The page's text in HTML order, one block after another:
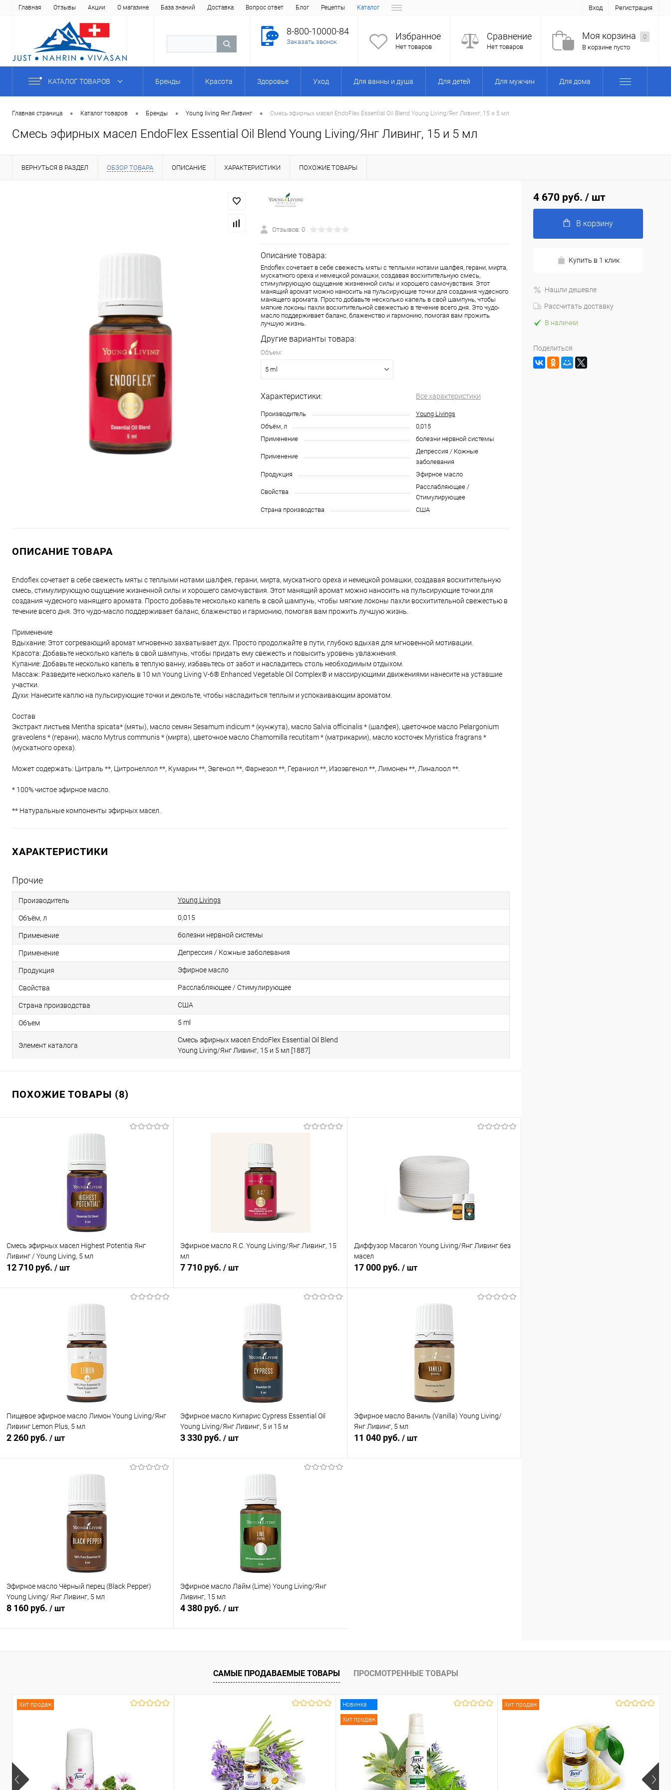
Главная Отзывы Акции О магазине База знаний Доставка Вопрос ответ Блог Рецепты Каталог Вход Регистрация
8-800-10000-84
Заказать звонок Избранное
Нет товаров
Сравнение
Нет товаров
Моя корзина
0
В корзине пусто
КАТАЛОГ ТОВАРОВ Бренды Красота Здоровье Уход Для ванны и душа Для детей Для мужчин Для дома
Главная страница • Каталог товаров • Бренды • Young Iiving Янг Ливинг • Смесь эфирных масел EndoFlex Essential Oil Blend Young Living/Янг Ливинг, 15 и 5 мл
Смесь эфирных масел EndoFlex Essential Oil Blend Young Living/Янг Ливинг, 15 и 5 мл
ВЕРНУТЬСЯ В РАЗДЕЛ ОБЗОР ТОВАРА ОПИСАНИЕ ХАРАКТЕРИСТИКИ ПОХОЖИЕ ТОВАРЫ
Отзывов: 0
Описание товара:
Endoflex сочетает в себе свежесть мяты с теплыми нотами шалфея, герани, мирта,
мускатного ореха и немецкой ромашки, создавая восхитительную смесь,
стимулирующую ощущение жизненной силы и хорошего самочувствия. Этот
манящий аромат можно наносить на пульсирующие точки для создания чудесного
манящего аромата. Просто добавьте несколько капель в свой шампунь, чтобы
мягкие локоны пахли восхитительной свежестью в течение всего дня. Это чудо-
масло поддерживает баланс, блаженство и гармонию, помогая вам прожить
лучшую жизнь.
Другие варианты товара:
Объем:
5 ml
Характеристики: Все характеристики
Производитель
Young Livings
Объём, л
0,015
Применение
болезни нервной системы
Применение
Депрессия / Кожные
заболевания
Продукция
Эфирное масло
Свойства
Расслабляющее /
Стимулирующее
Страна производства
США
ОПИСАНИЕ ТОВАРА
Endoflex сочетает в себе свежесть мяты с теплыми нотами шалфея, герани, мирта, мускатного ореха и немецкой ромашки, создавая восхитительную
смесь, стимулирующую ощущение жизненной силы и хорошего самочувствия. Этот манящий аромат можно наносить на пульсирующие точки для
создания чудесного манящего аромата. Просто добавьте несколько капель в свой шампунь, чтобы мягкие локоны пахли восхитительной свежестью в
течение всего дня. Это чудо-масло поддерживает баланс, блаженство и гармонию, помогая вам прожить лучшую жизнь.
Применение
Вдыхание: Этот согревающий аромат мгновенно захватывает дух. Просто продолжайте в пути, глубоко вдыхая для мгновенной мотивации.
Красота: Добавьте несколько капель в свой шампунь, чтобы придать ему свежесть и повысить уровень увлажнения.
Купание: Добавьте несколько капель в теплую ванну, избавьтесь от забот и насладитесь столь необходимым отдыхом.
Массаж: Разведите несколько капель в 10 мл Young Living V-6® Enhanced Vegetable Oil Complex® и массирующими движениями нанесите на уставшие
участки.
Духи: Нанесите каплю на пульсирующие точки и декольте, чтобы насладиться теплым и успокаивающим ароматом.
Состав
Экстракт листьев Mentha spicata* (мяты), масло семян Sesamum indicum * (кунжута), масло Salvia officinalis * (шалфея), цветочное масло Pelargonium
graveolens * (герани), масло Mytrus communis * (мирта), цветочное масло Chamomilla recutitam * (матрикарии), масло косточек Myristica fragrans *
(мускатного ореха).
Может содержать: Цитраль **, Цитронеллол **, Кумарин **, Эвгенол **, Фарнезол **, Гераниол **, Изоэвгенол **, Лимонен **, Линалоол **.
* 100% чистое эфирное масло.
** Натуральные компоненты эфирных масел.
ХАРАКТЕРИСТИКИ
Прочие
Производитель Young Livings
Объём, л 0,015
Применение болезни нервной системы
Применение Депрессия / Кожные заболевания
Продукция Эфирное масло
Свойства Расслабляющее / Стимулирующее
Страна производства США
Объем 5 ml
Элемент каталога
Смесь эфирных масел EndoFlex Essential Oil Blend
Young Living/Янг Ливинг, 15 и 5 мл [1887]
ПОХОЖИЕ ТОВАРЫ (8)
Смесь эфирных масел Highest Potentia Янг
Ливинг / Young Living, 5 мл
12 710 руб. / шт
В корзину
В наличии
Эфирное масло R.С. Young Living/Янг Ливинг, 15
мл
7 710 руб. / шт
В корзину
Сравнение
Диффузор Macaron Young Living/Янг Ливинг без
масел
17 000 руб. / шт
В корзину
В наличии
Пищевое эфирное масло Лимон Young Living/Янг
Ливинг Lemon Plus, 5 мл
2 260 руб. / шт
В корзину
Эфирное масло Кипарис Cypress Essential Oil
Young Living/Янг Ливинг, 5 и 15 м
3 330 руб. / шт
В корзину
Эфирное масло Ваниль (Vanilla) Young Living/
Янг Ливинг, 5 мл
11 040 руб. / шт
Эфирное масло Чёрный перец (Black Pepper)
Young Living/ Янг Ливинг, 5 мл
8 160 руб. / шт
Эфирное масло Лайм (Lime) Young Living/Янг
Ливинг, 15 мл
4 380 руб. / шт
Купить в 1 клик Сравнение
4 670 руб. / шт
В корзину
Купить в 1 клик
Нашли дешевле
Рассчитать доставку
В наличии
Поделиться
САМЫЕ ПРОДАВАЕМЫЕ ТОВАРЫ ПРОСМОТРЕННЫЕ ТОВАРЫ
Хит продаж Новинка
Хит продаж
Хит продаж